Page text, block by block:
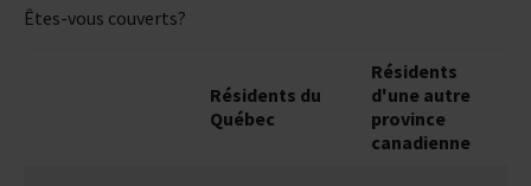
Êtes-vous couverts?
Résidents du
Québec
Résidents
d'une autre
province
canadienne